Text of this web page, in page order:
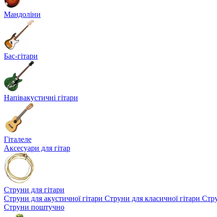
Мандоліни
Бас-гітари
Напівакустичні гітари
Гіталеле
Аксесуари для гітар
Струни для гітари
Струни для акустичної гітари Струни для класичної гітари
Струни поштучно